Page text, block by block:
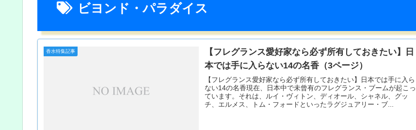
ビヨンド・パラダイス
香水特集記事
【フレグランス愛好家なら必ず所有しておきたい】日
本では手に入らない14の名香（3ページ）
【フレグランス愛好家なら必ず所有しておきたい】日本では手に入ら
ない14の名香現在、日本中で未曾有のフレグランス・ブームが起こっ
ています。それは、ルイ・ヴィトン、ディオール、シャネル、グッ
チ、エルメス、トム・フォードといったラグジュアリー・ブ...